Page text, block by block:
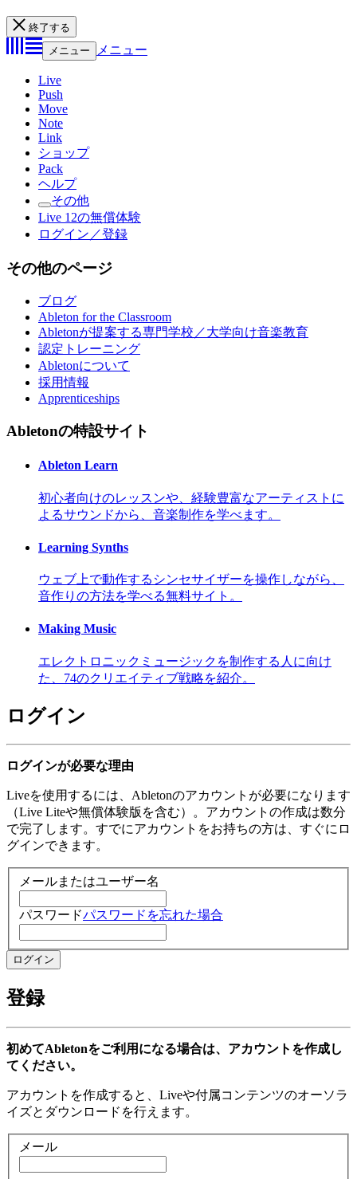
終了する
メニュー
メニュー
Live
Push
Move
Note
Link
ショップ
Pack
ヘルプ
その他
Live 12の無償体験
ログイン／登録
その他のページ
ブログ
Ableton for the Classroom
Abletonが提案する専門学校／大学向け音楽教育
認定トレーニング
Abletonについて
採用情報
Apprenticeships
Abletonの特設サイト
Ableton Learn
初心者向けのレッスンや、経験豊富なアーティストに
よるサウンドから、音楽制作を学べます。
Learning Synths
ウェブ上で動作するシンセサイザーを操作しながら、
音作りの方法を学べる無料サイト。
Making Music
エレクトロニックミュージックを制作する人に向け
た、74のクリエイティブ戦略を紹介。
ログイン
ログインが必要な理由
Liveを使用するには、Abletonのアカウントが必要になります
（Live Liteや無償体験版を含む）。アカウントの作成は数分
で完了します。すでにアカウントをお持ちの方は、すぐにロ
グインできます。
メールまたはユーザー名
パスワードパスワードを忘れた場合
登録
初めてAbletonをご利用になる場合は、アカウントを作成し
てください。
アカウントを作成すると、Liveや付属コンテンツのオーソラ
イズとダウンロードを行えます。
メール